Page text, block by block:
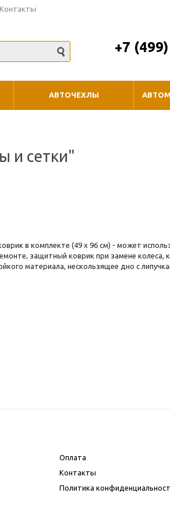
Контакты
+7
АВТОЧЕХЛЫ
и сетки"
в комплекте (49 х 96 см) - может
защитный коврик при замене колеса,
материала, нескользящее дно с
Оплата
Контакты
Политика